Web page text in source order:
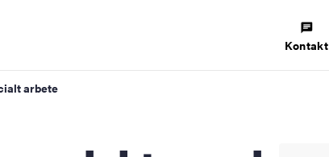
Kontakt
arbete